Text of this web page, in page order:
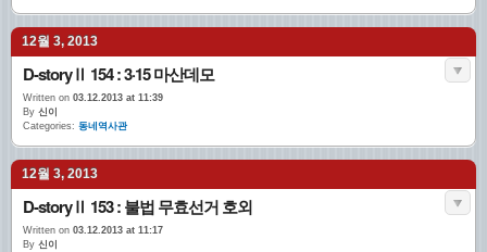
12월 3, 2013
D-storyⅡ 154 : 3·15 마산데모
Written on 03.12.2013 at 11:39
By 신이
Categories: 동네역사관
12월 3, 2013
D-storyⅡ 153 : 불법 무효선거 호외
Written on 03.12.2013 at 11:17
By 신이